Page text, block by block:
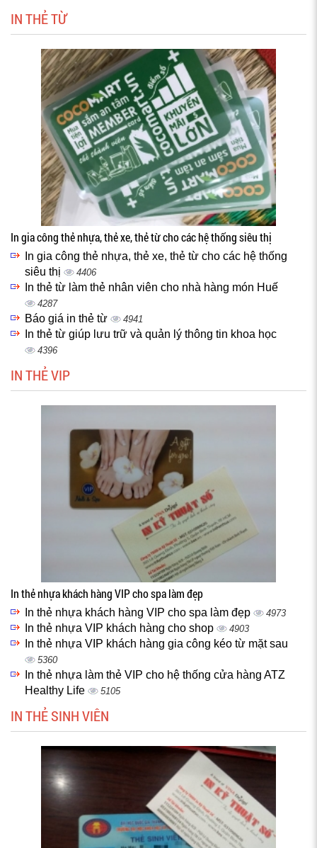
IN THẺ TỪ
In gia công thẻ nhựa, thẻ xe, thẻ từ cho các hệ thống siêu thị
In gia công thẻ nhựa, thẻ xe, thẻ từ cho các hệ thống
siêu thị
4406
In thẻ từ làm thẻ nhân viên cho nhà hàng món Huế
4287
Báo giá in thẻ từ 4941
In thẻ từ giúp lưu trữ và quản lý thông tin khoa học
4396
IN THẺ VIP
In thẻ nhựa khách hàng VIP cho spa làm đẹp
In thẻ nhựa khách hàng VIP cho spa làm đẹp 4973
In thẻ nhựa VIP khách hàng cho shop 4903
In thẻ nhựa VIP khách hàng gia công kéo từ mặt sau
5360
In thẻ nhựa làm thẻ VIP cho hệ thống cửa hàng ATZ
Healthy Life
5105
IN THẺ SINH VIÊN